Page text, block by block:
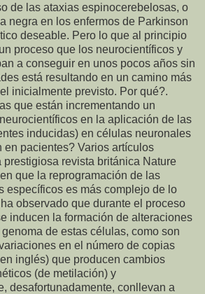
de las ataxias espinocerebelosas, o
negra en los enfermos de Parkinson
deseable. Pero lo que al principio
proceso que los neurocientíficos y
a conseguir en unos pocos años sin
está resultando en un camino más
inicialmente previsto. Por qué?.
que están incrementando un
en la aplicación de las
inducidas) en células neuronales
en pacientes? Varios artículos
revista británica Nature
que la reprogramación de las
específicos es más complejo de lo
observado que durante el proceso
inducen la formación de alteraciones
de estas células, como son
en el número de copias
inglés) que producen cambios
(de metilación) y
desafortunadamente, conllevan a